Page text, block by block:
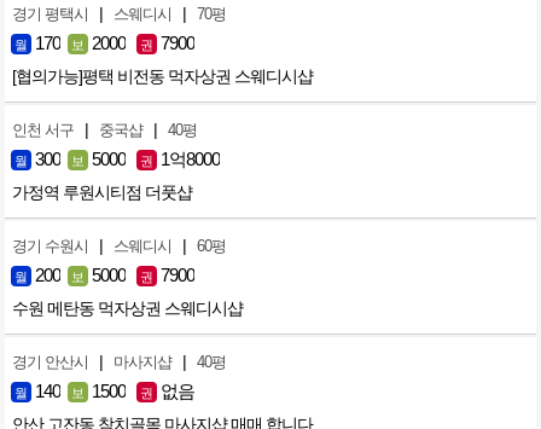
경기 평택시 | 스웨디시 | 70평
월 170 보 2000 권 7900
[협의가능]평택 비전동 먹자상권 스웨디시샵
인천 서구 | 중국샵 | 40평
월 300 보 5000 권 1억8000
가정역 루원시티점 더풋샵
경기 수원시 | 스웨디시 | 60평
월 200 보 5000 권 7900
수원 메탄동 먹자상권 스웨디시샵
경기 안산시 | 마사지샵 | 40평
월 140 보 1500 권 없음
안산 고잔동 참치골목 마사지샵 매매 합니다